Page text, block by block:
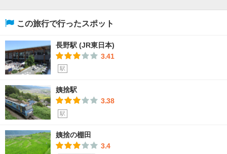
この旅行で行ったスポット
長野駅 (JR東日本)
3.41
駅
姨捨駅
3.38
駅
姨捨の棚田
3.4